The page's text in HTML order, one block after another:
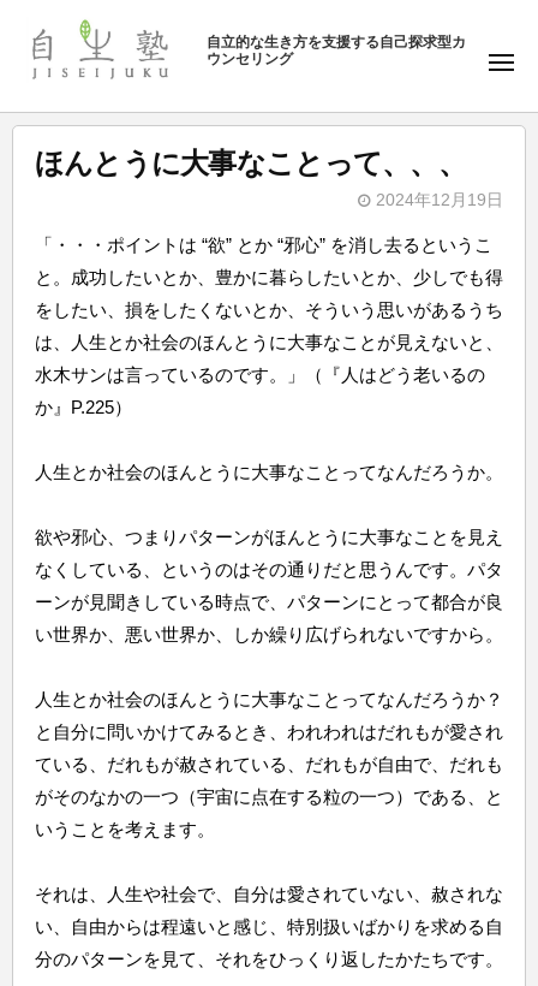
ン
自
塾
自立的な生き方を支援する自己探求型カ
ウンセリング
メ
ュ
ー
ほんとうに大事なことって、、、
2024年12月19日
自
生
塾
「・・・ポイントは “欲” とか “邪心” を消し去るというこ
と。成功したいとか、豊かに暮らしたいとか、少しでも得
をしたい、損をしたくないとか、そういう思いがあるうち
は、人生とか社会のほんとうに大事なことが見えないと、
水木サンは言っているのです。」（『人はどう老いるの
か』P.225）
人生とか社会のほんとうに大事なことってなんだろうか。
欲や邪心、つまりパターンがほんとうに大事なことを見え
なくしている、というのはその通りだと思うんです。パタ
ーンが見聞きしている時点で、パターンにとって都合が良
い世界か、悪い世界か、しか繰り広げられないですから。
人生とか社会のほんとうに大事なことってなんだろうか？
と自分に問いかけてみるとき、われわれはだれもが愛され
ている、だれもが赦されている、だれもが自由で、だれも
がそのなかの一つ（宇宙に点在する粒の一つ）である、と
いうことを考えます。
それは、人生や社会で、自分は愛されていない、赦されな
い、自由からは程遠いと感じ、特別扱いばかりを求める自
分のパターンを見て、それをひっくり返したかたちです。